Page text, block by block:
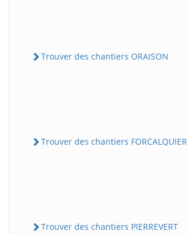
Trouver des chantiers ORAISON
Trouver des chantiers FORCALQUIER
Trouver des chantiers PIERREVERT